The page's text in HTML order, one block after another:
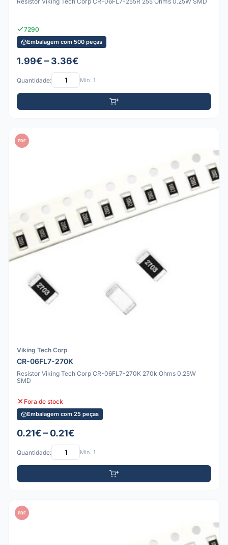
7290
Embalagem com 500 peças
1.99€ – 3.36€
Quantidade: Mín: 1
PDF
Viking Tech Corp
CR-06FL7-270K
Resistor Viking Tech Corp CR-06FL7-270K 270k Ohms 0.25W
SMD
Fora de stock
Embalagem com 25 peças
0.21€ – 0.21€
Quantidade: Mín: 1
PDF